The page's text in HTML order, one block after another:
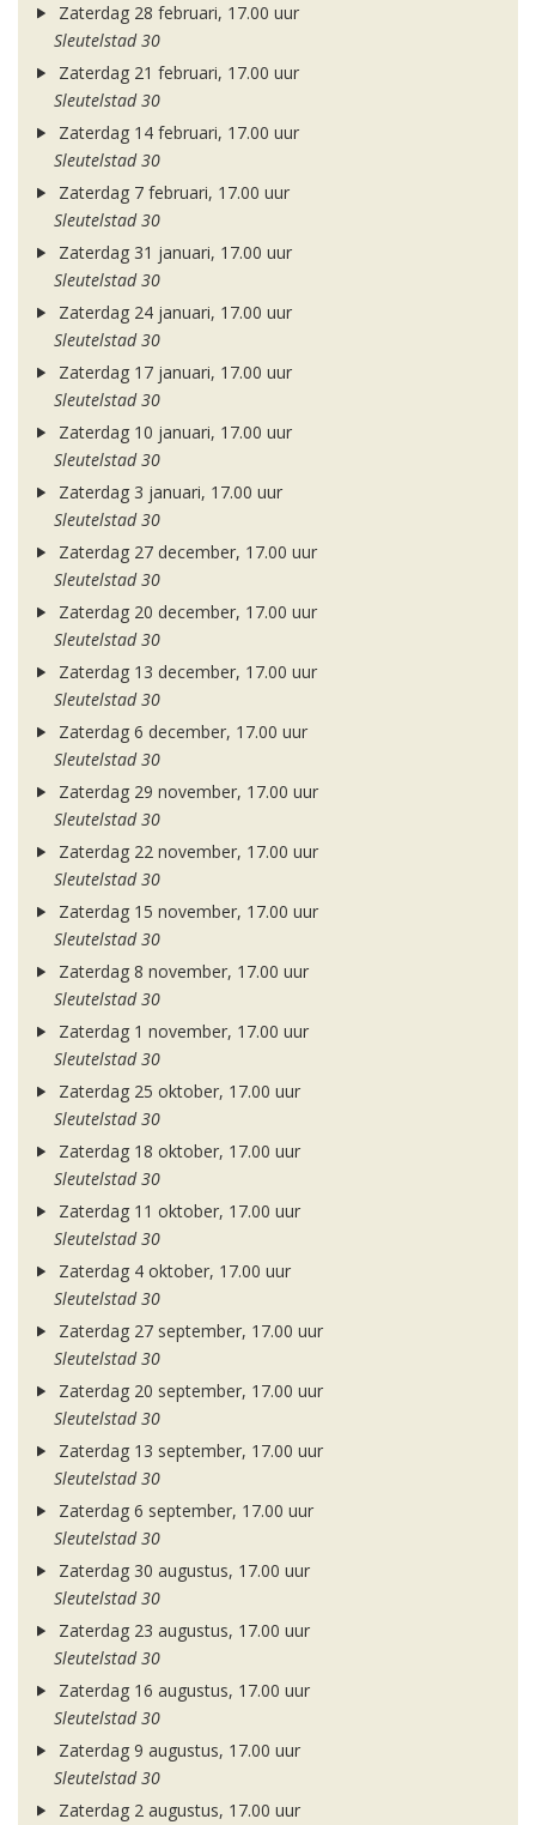
Zaterdag 28 februari, 17.00 uur
Sleutelstad 30
Zaterdag 21 februari, 17.00 uur
Sleutelstad 30
Zaterdag 14 februari, 17.00 uur
Sleutelstad 30
Zaterdag 7 februari, 17.00 uur
Sleutelstad 30
Zaterdag 31 januari, 17.00 uur
Sleutelstad 30
Zaterdag 24 januari, 17.00 uur
Sleutelstad 30
Zaterdag 17 januari, 17.00 uur
Sleutelstad 30
Zaterdag 10 januari, 17.00 uur
Sleutelstad 30
Zaterdag 3 januari, 17.00 uur
Sleutelstad 30
Zaterdag 27 december, 17.00 uur
Sleutelstad 30
Zaterdag 20 december, 17.00 uur
Sleutelstad 30
Zaterdag 13 december, 17.00 uur
Sleutelstad 30
Zaterdag 6 december, 17.00 uur
Sleutelstad 30
Zaterdag 29 november, 17.00 uur
Sleutelstad 30
Zaterdag 22 november, 17.00 uur
Sleutelstad 30
Zaterdag 15 november, 17.00 uur
Sleutelstad 30
Zaterdag 8 november, 17.00 uur
Sleutelstad 30
Zaterdag 1 november, 17.00 uur
Sleutelstad 30
Zaterdag 25 oktober, 17.00 uur
Sleutelstad 30
Zaterdag 18 oktober, 17.00 uur
Sleutelstad 30
Zaterdag 11 oktober, 17.00 uur
Sleutelstad 30
Zaterdag 4 oktober, 17.00 uur
Sleutelstad 30
Zaterdag 27 september, 17.00 uur
Sleutelstad 30
Zaterdag 20 september, 17.00 uur
Sleutelstad 30
Zaterdag 13 september, 17.00 uur
Sleutelstad 30
Zaterdag 6 september, 17.00 uur
Sleutelstad 30
Zaterdag 30 augustus, 17.00 uur
Sleutelstad 30
Zaterdag 23 augustus, 17.00 uur
Sleutelstad 30
Zaterdag 16 augustus, 17.00 uur
Sleutelstad 30
Zaterdag 9 augustus, 17.00 uur
Sleutelstad 30
Zaterdag 2 augustus, 17.00 uur